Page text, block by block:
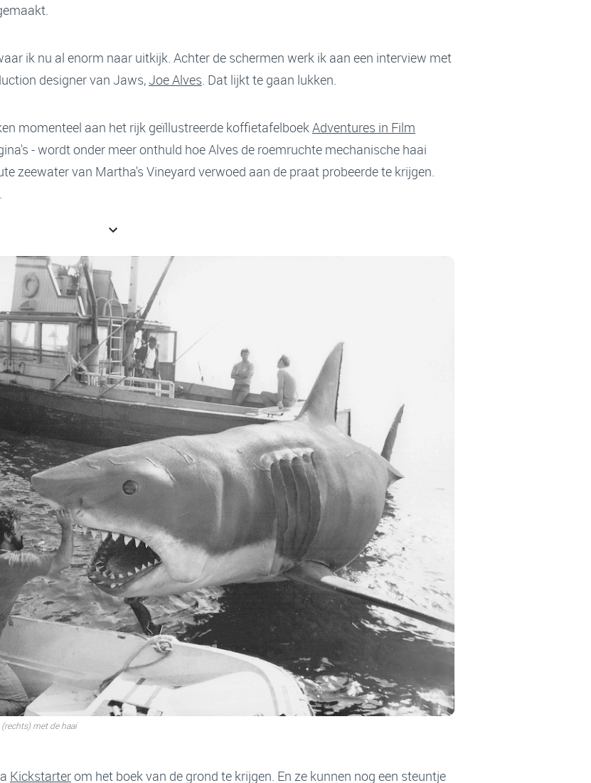
ik nu al enorm naar uitkijk. Achter de schermen werk ik aan een interview met
designer van Jaws, Joe Alves. Dat lijkt te gaan lukken.
momenteel aan het rijk geïllustreerde koffietafelboekAdventures in Film
- wordt onder meer onthuld hoe Alves de roemruchte mechanische haai
zeewater van Martha's Vineyard verwoed aan de praat probeerde te krijgen.
met de haai
Kickstarterom het boek van de grond te krijgen. En ze kunnen nog een steuntje